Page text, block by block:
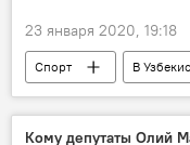
23 января 2020, 19:18
Спорт В
поединок
Кому депутаты Олий